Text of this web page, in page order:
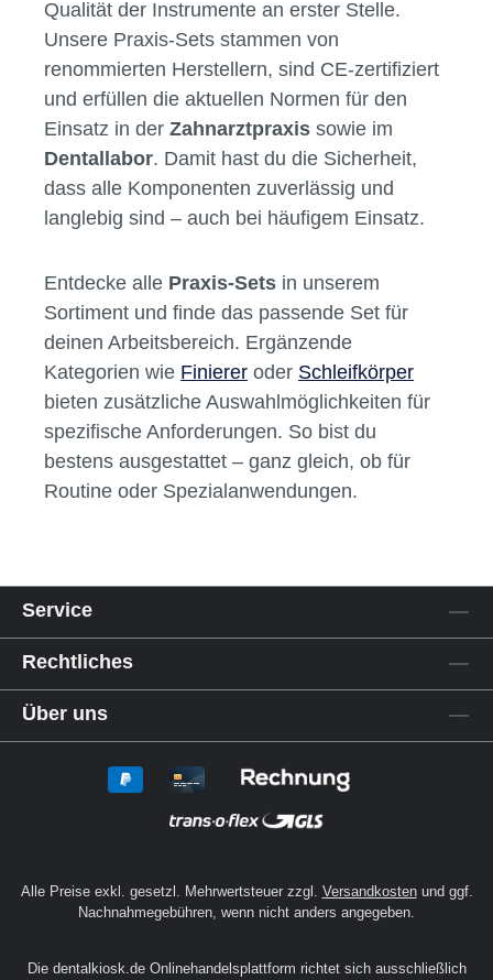
abgestimmt sind. Materialkombinationen und
Körnungen orientieren sich an den typischen
Anforderungen in der Praxis und im Labor.
Qualität und Sicherheit im Fokus
Gerade im Bereich Dentalbedarf
steht die
Qualität der Instrumente an erster Stelle.
renommierten Herstellern, sind CE-zertifiziert
und erfüllen die aktuellen Normen für den
Einsatz in derZahnarztpraxissowie im
Dentallabor. Damit hast du die Sicherheit,
dass alle Komponenten zuverlässig und
langlebig sind – auch bei häufigem Einsatz.
Praxis-Sets
in unserem
Kategorien wie
spezifische Anforderungen. So bist du
bestens ausgestattet – ganz gleich, ob für
Routine oder Spezialanwendungen.
Rechtliches